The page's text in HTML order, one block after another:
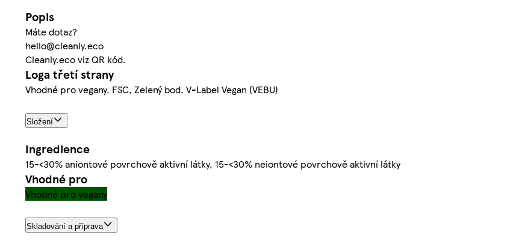
Popis
Máte dotaz?
hello@cleanly.eco
Cleanly.eco viz QR kód.
Loga třetí strany
Vhodné pro vegany, FSC, Zelený bod, V-Label Vegan (VEBU)
Složení
Ingredience
15-<30% aniontové povrchově aktivní látky, 15-<30% neiontové povrchově aktivní látky
Vhodné pro
Vhodné pro vegany
Skladování a příprava